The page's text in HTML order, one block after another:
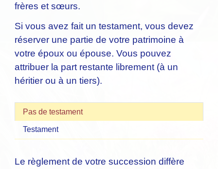
frères et sœurs.
Si vous avez fait un testament, vous devez
réserver une partie de votre patrimoine à
votre époux ou épouse. Vous pouvez
attribuer la part restante librement (à un
héritier ou à un tiers).
Pas de testament
Testament
Le règlement de votre succession diffère